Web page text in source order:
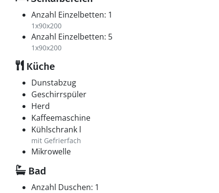
Anzahl Einzelbetten: 1
1x90x200
Anzahl Einzelbetten: 5
1x90x200
Küche
Dunstabzug
Geschirrspüler
Herd
Kaffeemaschine
Kühlschrank l
mit Gefrierfach
Mikrowelle
Bad
Anzahl Duschen: 1